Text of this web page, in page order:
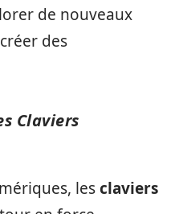
de nouveaux
des
Claviers
lesclaviers